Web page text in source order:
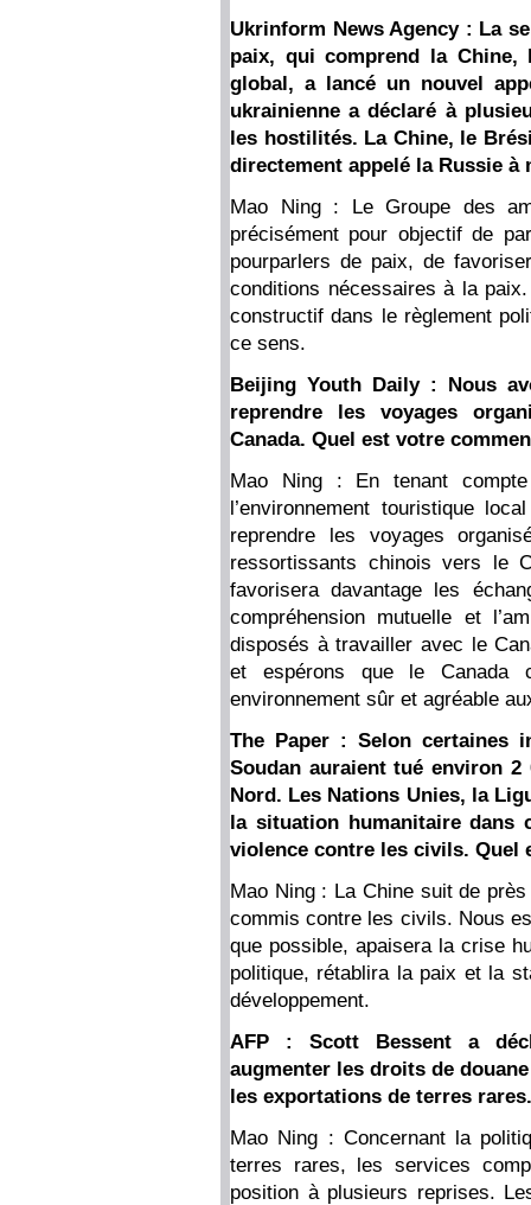
Ukrinform News Agency : La
paix, qui comprend la
global, a lancé un nouvel
ukrainienne a déclaré à
les hostilités. La Chine, le
directement appelé la Russie
Mao Ning : Le Groupe des
précisément pour objectif de
pourparlers de paix, de
conditions nécessaires à la
constructif dans le règlement
ce sens.
Beijing Youth Daily : Nous
reprendre les voyages
Canada. Quel est votre
Mao Ning : En tenant
l’environnement touristique
reprendre les voyages
ressortissants chinois vers le
favorisera davantage les
compréhension mutuelle et
disposés à travailler avec le
et espérons que le Canada
environnement sûr et agréable
The Paper : Selon certaines
Soudan auraient tué environ
Nord. Les Nations Unies, la
la situation humanitaire dans
violence contre les civils. Quel
Mao Ning : La Chine suit de
commis contre les civils. Nous
que possible, apaisera la crise
politique, rétablira la paix et la
développement.
AFP : Scott Bessent a
augmenter les droits de
les exportations de terres
Mao Ning : Concernant la
terres rares, les services
position à plusieurs reprises.